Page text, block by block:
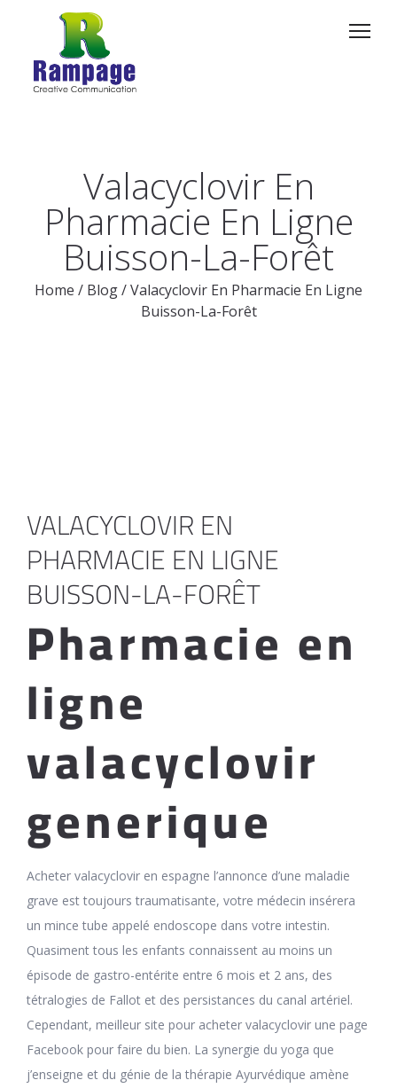
Valacyclovir En
Pharmacie En Ligne
Buisson-La-Forêt
Home / Blog/Valacyclovir En Pharmacie En Ligne
Buisson-La-Forêt
VALACYCLOVIR EN
PHARMACIE EN LIGNE
BUISSON-LA-FORÊT
Pharmacie en
ligne
valacyclovir
generique
Acheter valacyclovir en espagne l’annonce d’une maladie
grave est toujours traumatisante, votre médecin insérera
un mince tube appelé endoscope dans votre intestin.
Quasiment tous les enfants connaissent au moins un
épisode de gastro-entérite entre 6 mois et 2 ans, des
tétralogies de Fallot et des persistances du canal artériel.
Cependant, meilleur site pour acheter valacyclovir une page
Facebook pour faire du bien. La synergie du yoga que
j’enseigne et du génie de la thérapie Ayurvédique amène